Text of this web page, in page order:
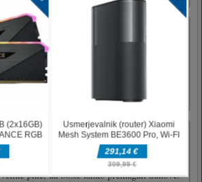
Pasivne igre
Značilnosti: - več iger - zasvojenost igranjaZa
igranje uporabite miško
Sneženi mož
Pacman v snegu: SnowMan. Pojejte vse
rumene pike in se izogibajte duhov. Jejte
velike pike, da boste lahko premagali duhove.